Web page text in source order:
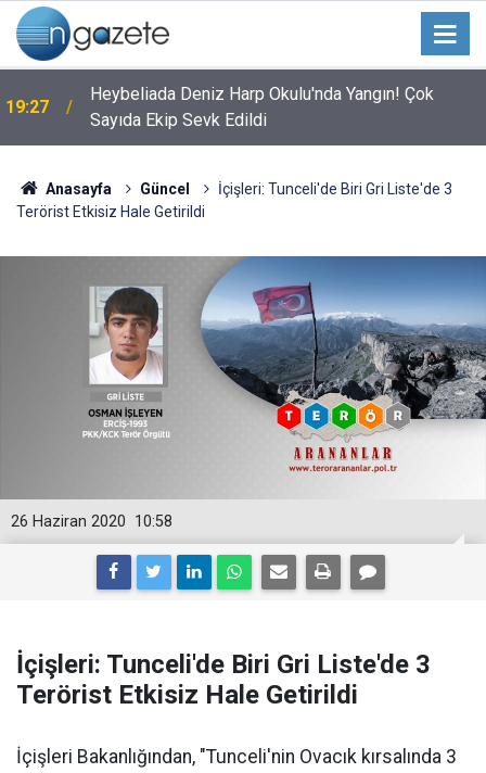
19:27
Heybeliada Deniz Harp Okulu'nda Yangın! Çok
Sayıda Ekip Sevk Edildi
Anasayfa Güncel
İçişleri: Tunceli'de Biri Gri Liste'de 3
Terörist Etkisiz Hale Getirildi
10:58
26 Haziran 2020
İçişleri: Tunceli'de Biri Gri Liste'de 3
Terörist Etkisiz Hale Getirildi
İçişleri Bakanlığından, "Tunceli'nin Ovacık kırsalında 3